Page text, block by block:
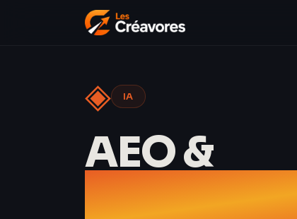
◈ IA
AEO &